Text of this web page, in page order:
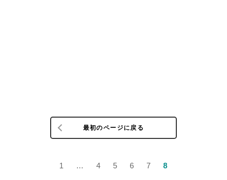
最初のページに戻る
1 … 4 5 6 7 8